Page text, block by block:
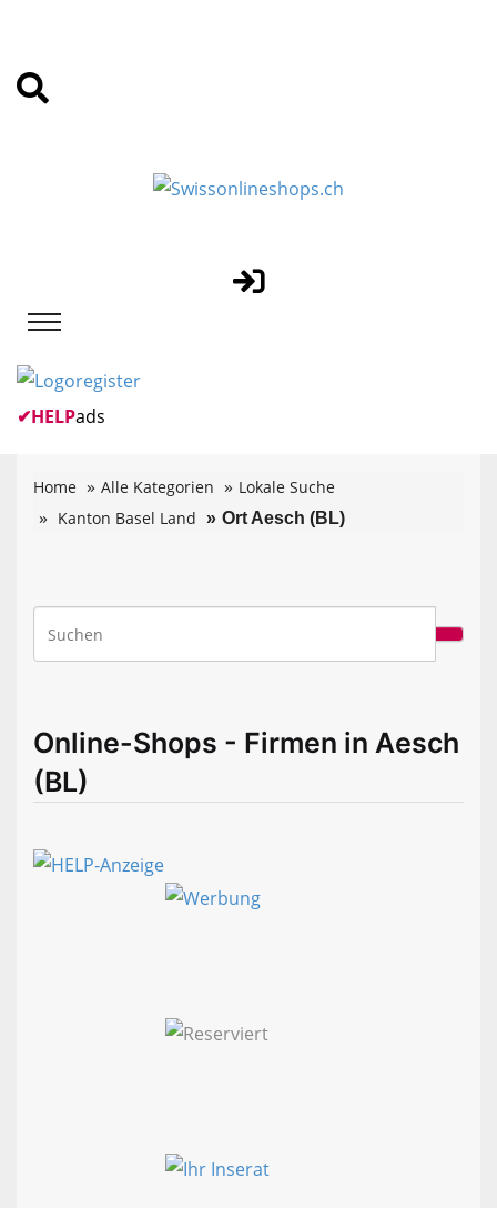
✔HELPads
Home Alle Kategorien
Lokale Suche
Kanton Basel Land
Ort Aesch (BL)
Online-Shops - Firmen in Aesch
(BL)